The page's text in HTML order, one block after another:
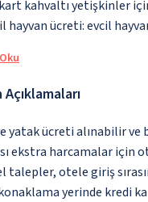
kahvaltı yetişkinler
hayvan ücreti: evcil
yatak ücreti alınabilir
ekstra harcamalar için
talepler, otele giriş
yerinde kredi